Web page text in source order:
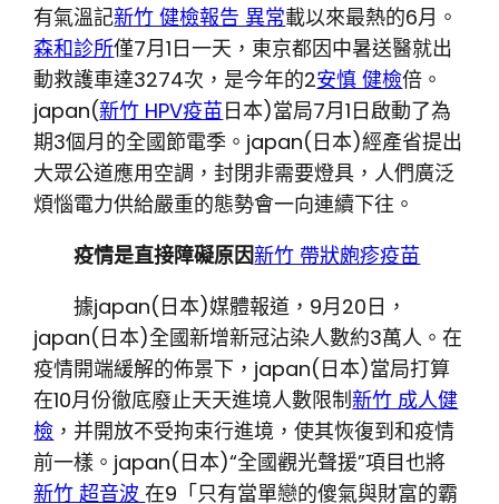
有氣溫記新竹 健檢報告 異常載以來最熱的6月。
森和診所僅7月1日一天，東京都因中暑送醫就出
動救護車達3274次，是今年的2安慎 健檢倍。
japan(新竹 HPV疫苗日本)當局7月1日啟動了為
期3個月的全國節電季。japan(日本)經產省提出
大眾公道應用空調，封閉非需要燈具，人們廣泛
煩惱電力供給嚴重的態勢會一向連續下往。
疫情是直接障礙原因新竹 帶狀皰疹疫苗
據japan(日本)媒體報道，9月20日，
japan(日本)全國新增新冠沾染人數約3萬人。在
疫情開端緩解的佈景下，japan(日本)當局打算
在10月份徹底廢止天天進境人數限制新竹 成人健
檢 ，并開放不受拘束行進境，使其恢復到和疫情
前一樣。japan(日本)“全國觀光聲援”項目也將
新竹 超音波在9「只有當單戀的傻氣與財富的霸